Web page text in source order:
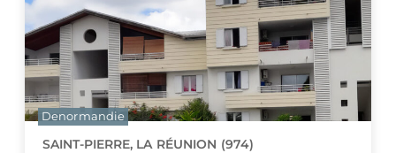
SAINT-PIERRE, LA RÉUNION (974)
Denormandie